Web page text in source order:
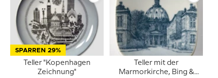
SPARREN 29%
Teller "Kopenhagen
Zeichnung"
Teller mit der
Marmorkirche, Bing &